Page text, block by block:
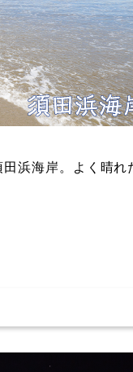
浜海岸。よく晴れ